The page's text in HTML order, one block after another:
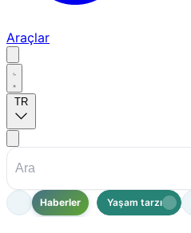
Araçlar
TR
Haberler Yaşam tarzı